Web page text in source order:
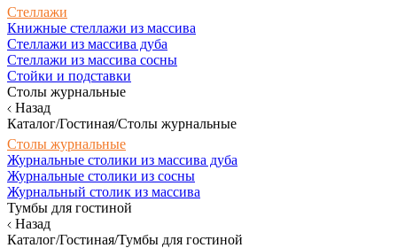
Стеллажи
Книжные стеллажи из массива
Стеллажи из массива дуба
Стеллажи из массива сосны
Стойки и подставки
Столы журнальные
Назад
Каталог/Гостиная/Столы журнальные
Столы журнальные
Журнальные столики из массива дуба
Журнальные столики из сосны
Журнальный столик из массива
Тумбы для гостиной
Назад
Каталог/Гостиная/Тумбы для гостиной